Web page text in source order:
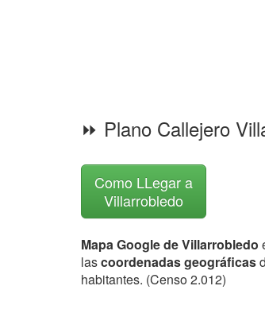
⏩ Plano Callejero
Como LLegar a
Villarrobledo
Mapa Google de Villarrobledo
lascoordenadas geográficas
habitantes. (Censo 2.012)